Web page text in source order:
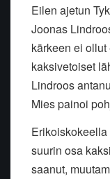
Eilen ajetun
Joonas
kärkeen ei
kaksivetoiset
Lindroos
Mies painoi
suurin osa
saanut,